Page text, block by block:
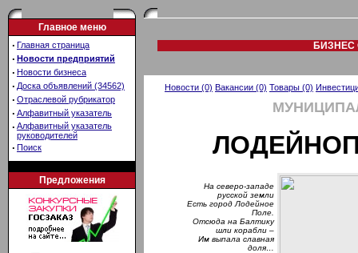
Главное меню
· Главная страница
· Новости предприятий
· Новости бизнеса
· Доска объявлений (34562)
· Отраслевой рубрикатор
· Алфавитный указатель
· Алфавитный указатель
руководителей
· Поиск
Предложения
БИЗНЕС
Новости (0) Вакансии (0) Товары (0)
На северо-западе
русской земли
Есть город Лодейное
Поле.
Отсюда на Балтику
шли корабли –
Им выпала славная
доля…